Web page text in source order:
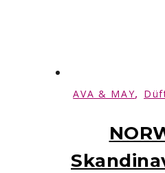
AVA & MAY,